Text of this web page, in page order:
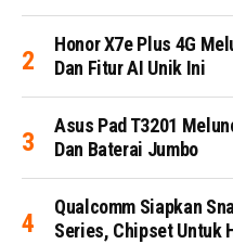
Honor X7e Plus 4G
Dan Fitur AI Unik Ini
Asus Pad T3201
Dan Baterai Jumbo
Qualcomm Siapkan
Series, Chipset Untuk